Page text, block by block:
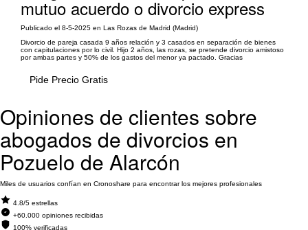
mutuo acuerdo o divorcio express
Publicado el 8-5-2025 en Las Rozas de Madrid (Madrid)
Divorcio de pareja casada 9 años relación y 3 casados en separación de bienes
con capitulaciones por lo civil. Hijo 2 años, las rozas, se pretende divorcio amistoso
por ambas partes y 50% de los gastos del menor ya pactado. Gracias
Pide Precio Gratis
Opiniones de clientes sobre
abogados de divorcios en
Pozuelo de Alarcón
Miles de usuarios confían en Cronoshare para encontrar los mejores profesionales
4.8/5 estrellas
+60.000 opiniones recibidas
100% verificadas